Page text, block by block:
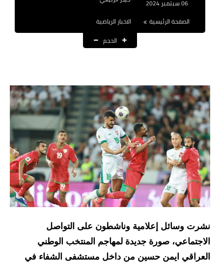
العقود والاجور اليومية
القروض والسلف
المنح المالية
قطع الاراضي
اخبار العراق
الاخبار السياسية
الاخبار الاقتصادية
الاخبار الرياضية
06 سبتمبر 2024
الصفحة الرئيسية
الاخبار الرياضية
الحجم
نشرت وسائل إعلامية وناشطون على التواصل
الاجتماعي، صورة جديدة لمهاجم المنتخب الوطني
العراقي ايمن حسين من داخل مستشفى الشفاء في